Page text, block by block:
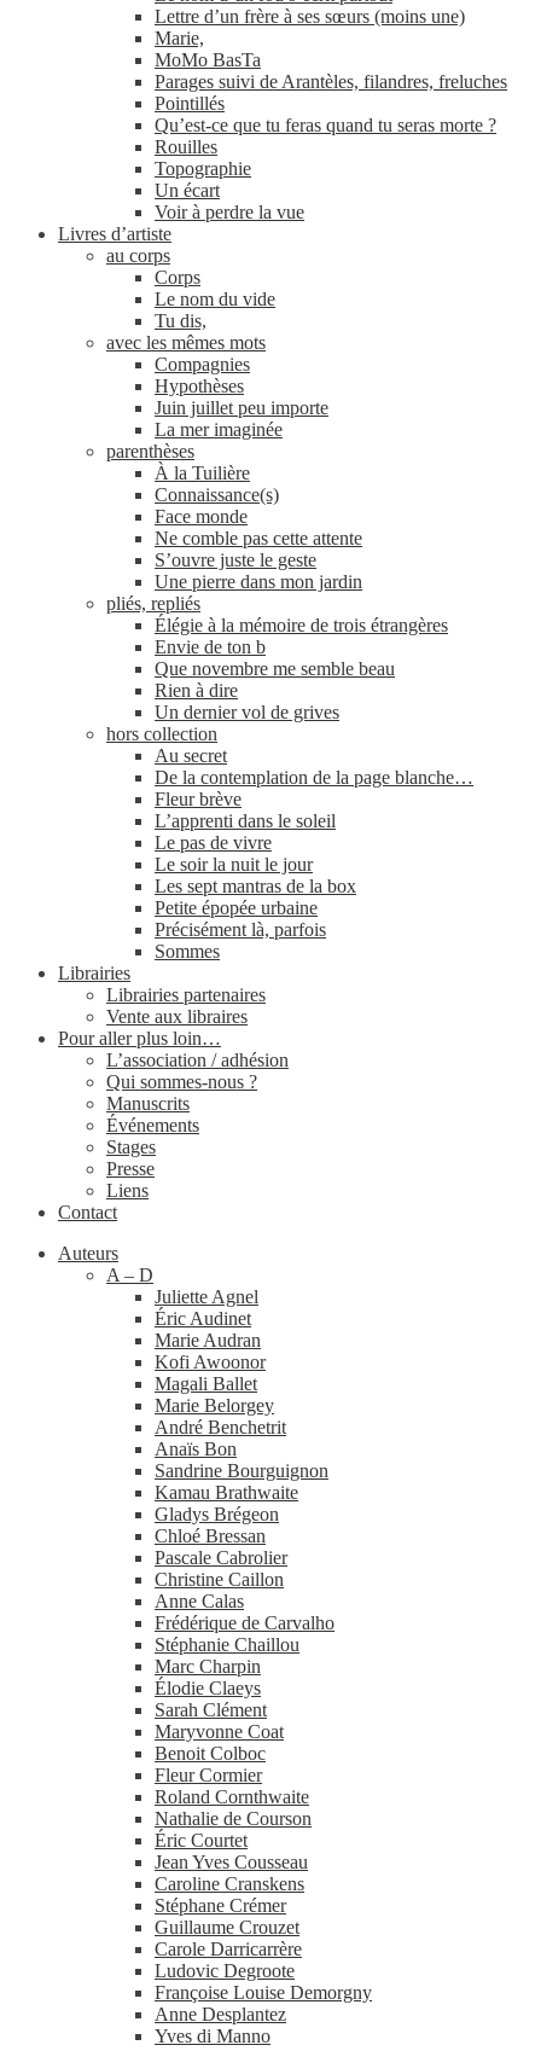
Lettre d’un frère à ses sœurs (moins une)
Marie,
MoMo BasTa
Parages suivi de Arantèles, filandres, freluches
Pointillés
Qu’est-ce que tu feras quand tu seras morte ?
Rouilles
Topographie
Un écart
Voir à perdre la vue
Livres d’artiste
au corps
Corps
Le nom du vide
Tu dis,
avec les mêmes mots
Compagnies
Hypothèses
Juin juillet peu importe
La mer imaginée
parenthèses
À la Tuilière
Connaissance(s)
Face monde
Ne comble pas cette attente
S’ouvre juste le geste
Une pierre dans mon jardin
pliés, repliés
Élégie à la mémoire de trois étrangères
Envie de ton b
Que novembre me semble beau
Rien à dire
Un dernier vol de grives
hors collection
Au secret
De la contemplation de la page blanche…
Fleur brève
L’apprenti dans le soleil
Le pas de vivre
Le soir la nuit le jour
Les sept mantras de la box
Petite épopée urbaine
Précisément là, parfois
Sommes
Librairies
Librairies partenaires
Vente aux libraires
Pour aller plus loin…
L’association / adhésion
Qui sommes-​nous ?
Manuscrits
Événements
Stages
Presse
Liens
Contact
Auteurs
A – D
Juliette Agnel
Éric Audinet
Marie Audran
Kofi Awoonor
Magali Ballet
Marie Belorgey
André Benchetrit
Anaïs Bon
Sandrine Bourguignon
Kamau Brathwaite
Gladys Brégeon
Chloé Bressan
Pascale Cabrolier
Christine Caillon
Anne Calas
Frédérique de Carvalho
Stéphanie Chaillou
Marc Charpin
Élodie Claeys
Sarah Clément
Maryvonne Coat
Benoit Colboc
Fleur Cormier
Roland Cornthwaite
Nathalie de Courson
Éric Courtet
Jean Yves Cousseau
Caroline Cranskens
Stéphane Crémer
Guillaume Crouzet
Carole Darricarrère
Ludovic Degroote
Françoise Louise Demorgny
Anne Desplantez
Yves di Manno